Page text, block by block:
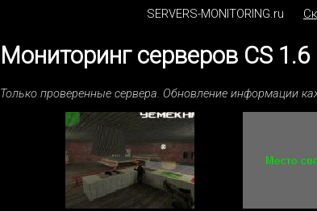
SERVERS-MONITORING.ru
Мониторинг серверов CS 1.6
Только проверенные сервера. Обновление информации